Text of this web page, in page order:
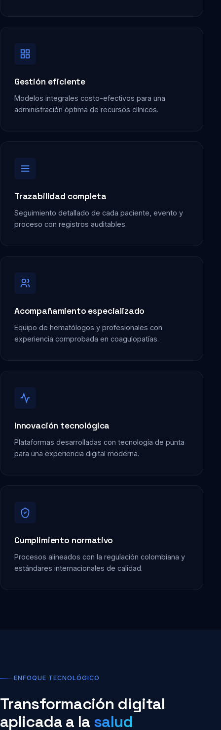
Gestión eficiente
Modelos integrales costo-efectivos para una
administración óptima de recursos clínicos.
Trazabilidad completa
Seguimiento detallado de cada paciente, evento y
proceso con registros auditables.
Acompañamiento especializado
Equipo de hematólogos y profesionales con
experiencia comprobada en coagulopatías.
Innovación tecnológica
Plataformas desarrolladas con tecnología de punta
para una experiencia digital moderna.
Cumplimiento normativo
Procesos alineados con la regulación colombiana y
estándares internacionales de calidad.
ENFOQUE TECNOLÓGICO
Transformación digital
aplicada a la salud